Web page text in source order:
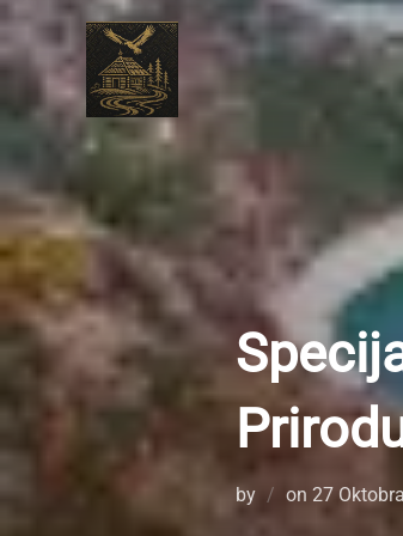
content
by on Posted
27